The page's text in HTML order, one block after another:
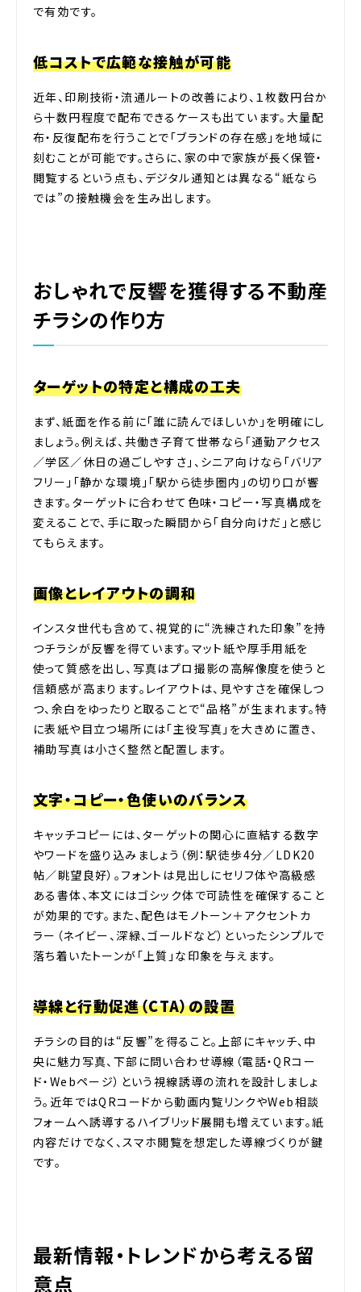
で有効です。
低コストで広範な接触が可能
近年、印刷技術・流通ルートの改善により、１枚数円台か
ら十数円程度で配布できるケースも出ています。大量配
布・反復配布を行うことで「ブランドの存在感」を地域に
刻むことが可能です。さらに、家の中で家族が長く保管・
閲覧するという点も、デジタル通知とは異なる“紙なら
では”の接触機会を生み出します。
おしゃれで反響を獲得する不動産
チラシの作り方
ターゲットの特定と構成の工夫
まず、紙面を作る前に「誰に読んでほしいか」を明確にし
ましょう。例えば、共働き子育て世帯なら「通勤アクセス
／学区／休日の過ごしやすさ」、シニア向けなら「バリア
フリー」「静かな環境」「駅から徒歩圏内」の切り口が響
きます。ターゲットに合わせて色味・コピー・写真構成を
変えることで、手に取った瞬間から「自分向けだ」と感じ
てもらえます。
画像とレイアウトの調和
インスタ世代も含めて、視覚的に“洗練された印象”を持
つチラシが反響を得ています。マット紙や厚手用紙を
使って質感を出し、写真はプロ撮影の高解像度を使うと
信頼感が高まります。レイアウトは、見やすさを確保しつ
つ、余白をゆったりと取ることで“品格”が生まれます。特
に表紙や目立つ場所には「主役写真」を大きめに置き、
補助写真は小さく整然と配置します。
文字・コピー・色使いのバランス
キャッチコピーには、ターゲットの関心に直結する数字
やワードを盛り込みましょう（例：駅徒歩4分／LDK20
帖／眺望良好）。フォントは見出しにセリフ体や高級感
ある書体、本文にはゴシック体で可読性を確保すること
が効果的です。また、配色はモノトーン＋アクセントカ
ラー（ネイビー、深緑、ゴールドなど）といったシンプルで
落ち着いたトーンが「上質」な印象を与えます。
導線と行動促進（CTA）の設置
チラシの目的は“反響”を得ること。上部にキャッチ、中
央に魅力写真、下部に問い合わせ導線（電話・QRコー
ド・Webページ）という視線誘導の流れを設計しましょ
う。近年ではQRコードから動画内覧リンクやWeb相談
フォームへ誘導するハイブリッド展開も増えています。紙
内容だけでなく、スマホ閲覧を想定した導線づくりが鍵
です。
最新情報・トレンドから考える留
意点